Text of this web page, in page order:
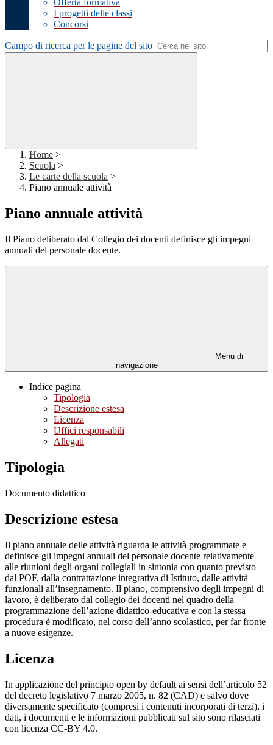
Offerta formativa
I progetti delle classi
Concorsi
Campo di ricerca per le pagine del sito
Home >
Scuola >
Le carte della scuola >
Piano annuale attività
Piano annuale attività
Il Piano deliberato dal Collegio dei docenti definisce gli impegni
annuali del personale docente.
Menu di
navigazione
Indice pagina
Tipologia
Descrizione estesa
Licenza
Uffici responsabili
Allegati
Tipologia
Documento didattico
Descrizione estesa
Il piano annuale delle attività riguarda le attività programmate e
definisce gli impegni annuali del personale docente relativamente
alle riunioni degli organi collegiali in sintonia con quanto previsto
dal POF, dalla contrattazione integrativa di Istituto, dalle attività
funzionali all’insegnamento. Il piano, comprensivo degli impegni di
lavoro, è deliberato dal collegio dei docenti nel quadro della
programmazione dell’azione didattico-educativa e con la stessa
procedura è modificato, nel corso dell’anno scolastico, per far fronte
a nuove esigenze.
Licenza
In applicazione del principio open by default ai sensi dell’articolo 52
del decreto legislativo 7 marzo 2005, n. 82 (CAD) e salvo dove
diversamente specificato (compresi i contenuti incorporati di terzi), i
dati, i documenti e le informazioni pubblicati sul sito sono rilasciati
con licenza CC-BY 4.0.